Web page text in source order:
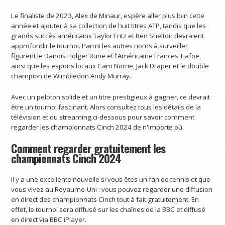
Le finaliste de 2023, Alex de Minaur, espère aller plus loin cette
année et ajouter à sa collection de huit titres ATP, tandis que les
grands succès américains Taylor Fritz et Ben Shelton devraient
approfondir le tournoi. Parmi les autres noms à surveiller
figurent le Danois Holger Rune et l'Américaine Frances Tiafoe,
ainsi que les espoirs locaux Cam Norrie, Jack Draper et le double
champion de Wimbledon Andy Murray.
Avec un peloton solide et un titre prestigieux à gagner, ce devrait
être un tournoi fascinant. Alors consultez tous les détails de la
télévision et du streaming ci-dessous pour savoir comment
regarder les championnats Cinch 2024 de n'importe où.
Comment regarder gratuitement les
championnats Cinch 2024
Il y a une excellente nouvelle si vous êtes un fan de tennis et que
vous vivez au Royaume-Uni : vous pouvez regarder une diffusion
en direct des championnats Cinch tout à fait gratuitement. En
effet, le tournoi sera diffusé sur les chaînes de la BBC et diffusé
en direct via BBC iPlayer.